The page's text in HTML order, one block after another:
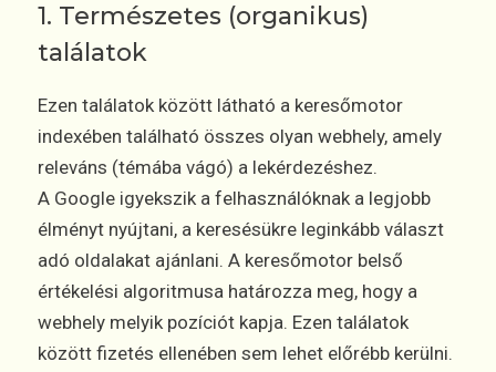
1. Természetes (organikus)
találatok
Ezen találatok között látható a keresőmotor
indexében található összes olyan webhely, amely
releváns (témába vágó) a lekérdezéshez.
A Google igyekszik a felhasználóknak a legjobb
élményt nyújtani, a keresésükre leginkább választ
adó oldalakat ajánlani. A keresőmotor belső
értékelési algoritmusa határozza meg, hogy a
webhely melyik pozíciót kapja. Ezen találatok
között fizetés ellenében sem lehet előrébb kerülni.